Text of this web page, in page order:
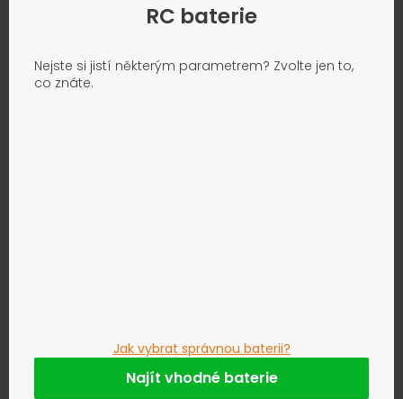
RC baterie
Nejste si jistí některým parametrem? Zvolte jen to,
co znáte.
Jak vybrat správnou baterii?
Najít vhodné baterie